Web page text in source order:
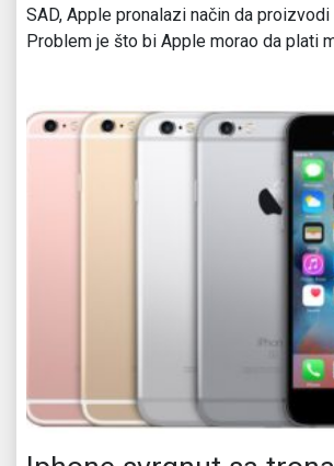
SAD, Apple pronalazi način da proizvodi
Problem je što bi Apple morao da plati